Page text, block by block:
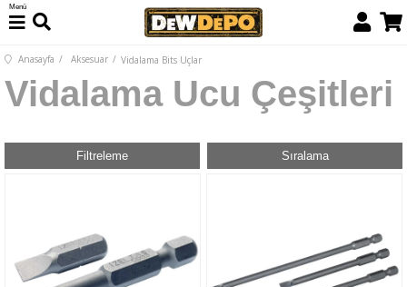
Menü
Anasayfa Aksesuar Vidalama Bits Uçlar
Vidalama Ucu Çeşitleri
Filtreleme Sıralama